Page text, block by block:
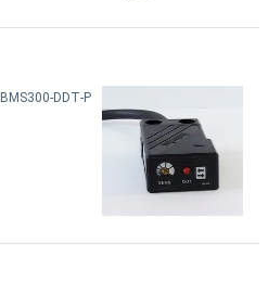
BMS300-DDT-P